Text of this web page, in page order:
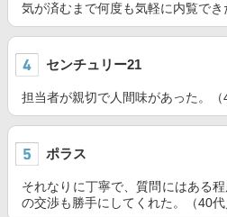
気が済むまで何度も気軽に内覧でき
センチュリー21
担当者が親切で人間味があった。（
ポラス
それなりに丁寧で、質問にはある
の交渉も勝手にしてくれた。（40代